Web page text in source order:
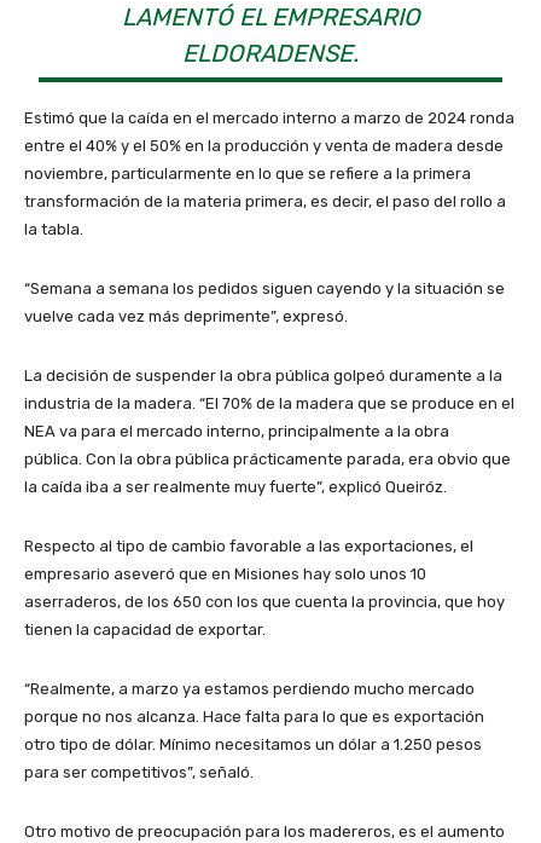
LAMENTÓ EL EMPRESARIO
ELDORADENSE.
Estimó que la caída en el mercado interno a marzo de 2024 ronda
entre el 40% y el 50% en la producción y venta de madera desde
noviembre, particularmente en lo que se refiere a la primera
transformación de la materia primera, es decir, el paso del rollo a
la tabla.
“Semana a semana los pedidos siguen cayendo y la situación se
vuelve cada vez más deprimente”, expresó.
La decisión de suspender la obra pública golpeó duramente a la
industria de la madera. “El 70% de la madera que se produce en el
NEA va para el mercado interno, principalmente a la obra
pública. Con la obra pública prácticamente parada, era obvio que
la caída iba a ser realmente muy fuerte”, explicó Queiróz.
Respecto al tipo de cambio favorable a las exportaciones, el
empresario aseveró que en Misiones hay solo unos 10
aserraderos, de los 650 con los que cuenta la provincia, que hoy
tienen la capacidad de exportar.
“Realmente, a marzo ya estamos perdiendo mucho mercado
porque no nos alcanza. Hace falta para lo que es exportación
otro tipo de dólar. Mínimo necesitamos un dólar a 1.250 pesos
para ser competitivos”, señaló.
Otro motivo de preocupación para los madereros, es el aumento